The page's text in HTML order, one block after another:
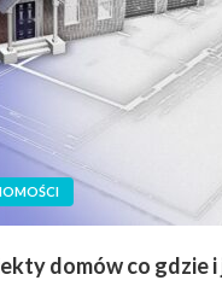
domów co gdzie i